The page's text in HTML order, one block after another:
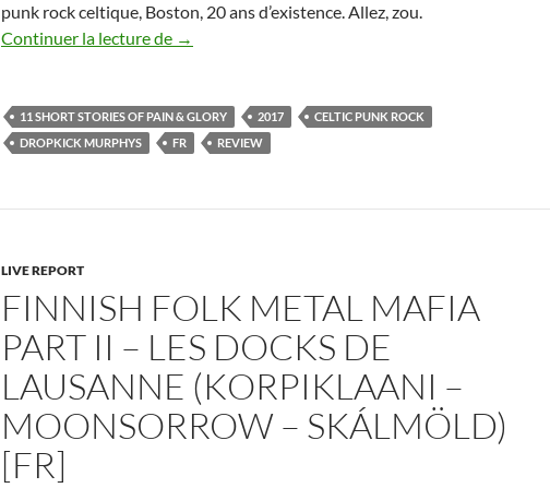
punk rock celtique, Boston, 20 ans d’existence. Allez, zou.
Continuer la lecture de 11 Stories of Pain & Glory – Dropkick Murphys [FR]
→
11 SHORT STORIES OF PAIN & GLORY 2017
CELTIC PUNK ROCK
DROPKICK MURPHYS
FR REVIEW
LIVE REPORT
FINNISH FOLK METAL MAFIA
PART II – LES DOCKS DE
LAUSANNE (KORPIKLAANI –
MOONSORROW – SKÁLMÖLD)
[FR]